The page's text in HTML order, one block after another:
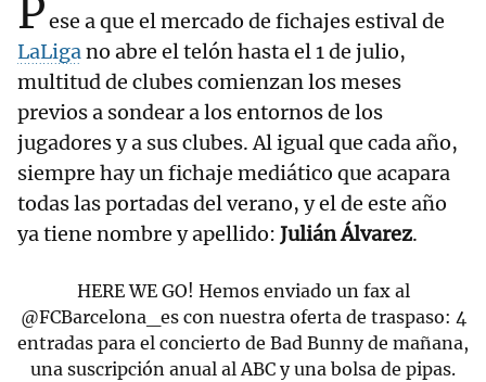
Pese a que el mercado de fichajes estival de
LaLigano abre el telón hasta el 1 de julio,
multitud de clubes comienzan los meses
previos a sondear a los entornos de los
jugadores y a sus clubes. Al igual que cada año,
siempre hay un fichaje mediático que acapara
todas las portadas del verano, y el de este año
ya tiene nombre y apellido: Julián Álvarez.
HERE WE GO! Hemos enviado un fax al
@FCBarcelona_escon nuestra oferta de traspaso: 4
entradas para el concierto de Bad Bunny de mañana,
una suscripción anual al ABC y una bolsa de pipas.